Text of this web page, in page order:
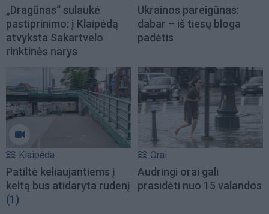
„Dragūnas“ sulaukė
pastiprinimo: į Klaipėdą
atvyksta Sakartvelo
rinktinės narys
Ukrainos pareigūnas:
dabar – iš tiesų bloga
padėtis
Klaipėda
Patiltė keliaujantiems į
keltą bus atidaryta rudenį
(1)
Orai
Audringi orai gali
prasidėti nuo 15 valandos